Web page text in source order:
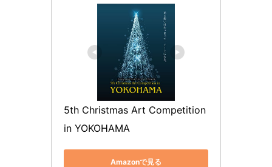
5th Christmas Art Competition
in YOKOHAMA
Amazonで見る